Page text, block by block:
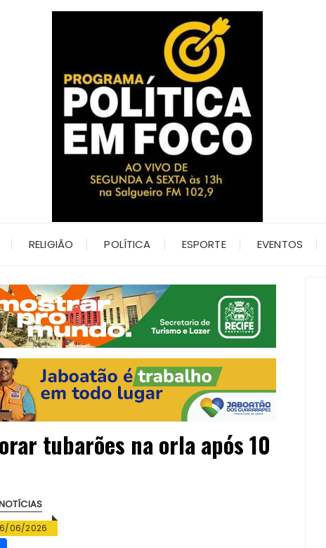
RELIGIÃO POLÍTICA ESPORTE EVENTOS
tubarões na orla após 10
06/2026